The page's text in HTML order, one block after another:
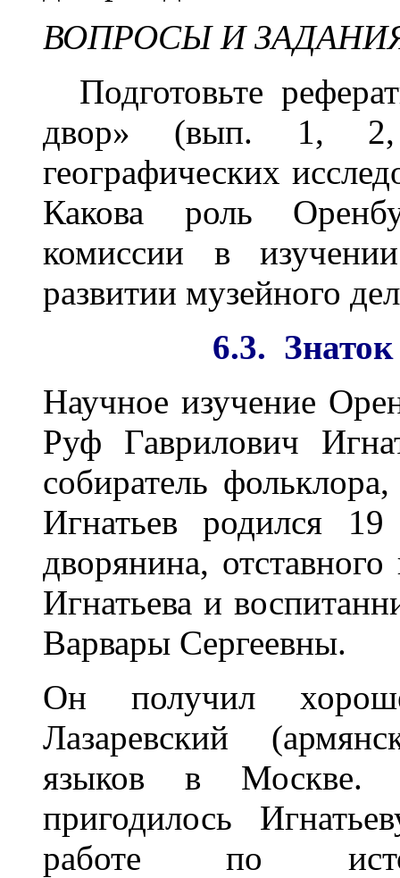
ВОПРОСЫ И
Подготовьте
двор» (вып. 1,
географических
Какова роль
комиссии в
развитии музейного
6.3. Знаток
Научное изучение
Руф Гаврилович
собиратель
Игнатьев родился
дворянина,
Игнатьева и
Варвары Сергеевны.
Он получил
Лазаревский
языков в Москве.
пригодилось
работе по